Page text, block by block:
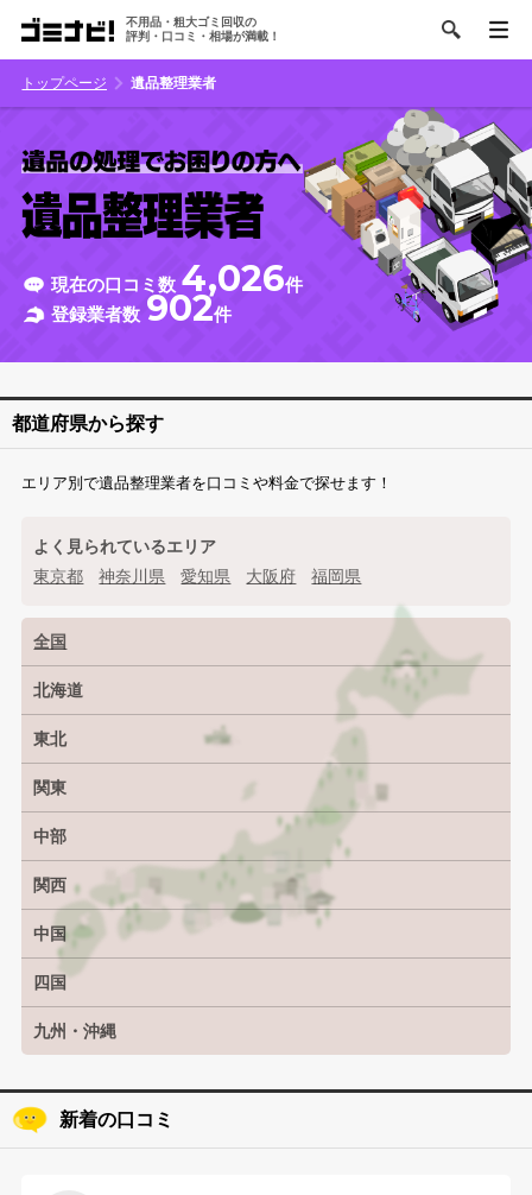
不用品・粗大ゴミ回収の
評判・口コミ・相場が満載！
トップページ 遺品整理業者
現在の口コミ数 4,026件
登録業者数 902件
都道府県から探す
エリア別で遺品整理業者を口コミや料金で探せます！
よく見られているエリア
東京都
神奈川県 愛知県 大阪府 福岡県
全国
北海道
北海道
東北
青森県 山形県
関東
茨城県 埼玉県 千葉県
神奈川県
中部
新潟県 福井県
岐阜県
静岡県 愛知県
関西
三重県 滋賀県 京都府 大阪府
和歌山県
中国
鳥取県
四国
徳島県 香川県
九州・沖縄
鹿児島県
沖縄県
新着の口コミ